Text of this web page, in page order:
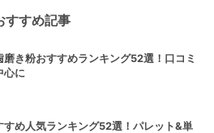
すすめ記事
き粉おすすめランキング52選！口コミ
心に
すめ人気ランキング52選！パレット&単